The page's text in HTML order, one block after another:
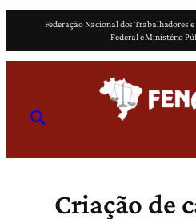
o
Federação Nacional dos Trabalhadores
Federal e Ministério
Criação de